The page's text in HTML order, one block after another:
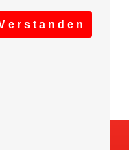
e r s t a n d e n